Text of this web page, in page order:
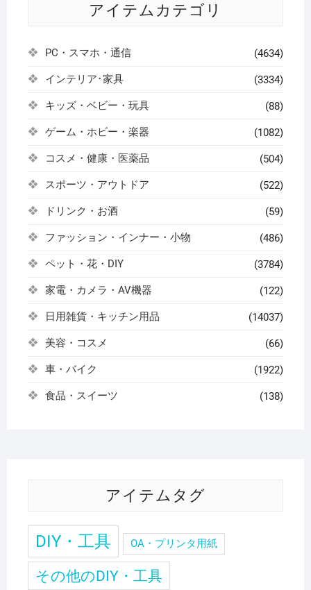
アイテムカテゴリ
PC・スマホ・通信 (4634)
インテリア･家具 (3334)
キッズ・ベビー・玩具 (88)
ゲーム・ホビー・楽器 (1082)
コスメ・健康・医薬品 (504)
スポーツ・アウトドア (522)
ドリンク・お酒 (59)
ファッション・インナー・小物 (486)
ペット・花・DIY (3784)
家電・カメラ・AV機器 (122)
日用雑貨・キッチン用品 (14037)
美容・コスメ (66)
車・バイク (1922)
食品・スイーツ (138)
アイテムタグ
DIY・工具 OA・プリンタ用紙
その他のDIY・工具